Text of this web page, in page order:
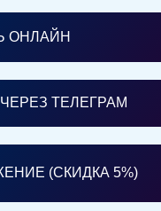
ОНЛАЙН
ТЕЛЕГРАМ
(СКИДКА 5%)